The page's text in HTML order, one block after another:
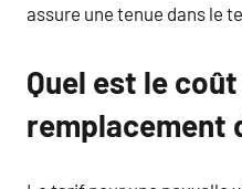
assure une tenue dans le
Quel est le coût
remplacement